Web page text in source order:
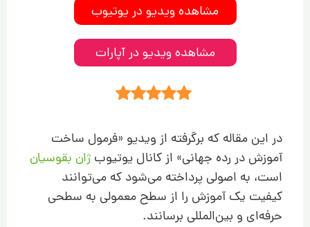
مشاهده ویدیو در یوتیوب
مشاهده ویدیو در آپارات
در این مقاله که برگرفته از ویدیو «فرمول ساخت
آموزش در رده جهانی» از کانال یوتیوب ژان بقوسیان
است، به اصولی پرداخته می‌شود که می‌توانند
کیفیت یک آموزش را از سطح معمولی به سطحی
حرفه‌ای و بین‌المللی برسانند.